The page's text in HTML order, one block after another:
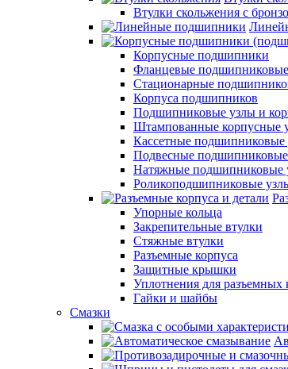
Втулки скольжения с
Корпусные подшипники
Фланцевые
Стационарные
Корпуса подшипников
Подшипниковые узлы и
Штампованные корпусные
Кассетные подшипниковые
Подвесные
Натяжные подшипниковые
Роликоподшипниковые
Упорные кольца
Закрепительные втулки
Стяжные втулки
Разъемные корпуса
Защитные крышки
Уплотнения для разъемных
Гайки и шайбы
Смазки